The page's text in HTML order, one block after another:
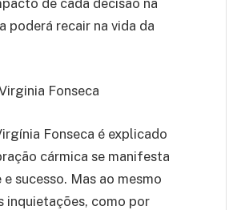
poderá recair na vida da
Fonseca
Fonseca é explicado
cármica se manifesta
sucesso. Mas ao mesmo
inquietações, como por